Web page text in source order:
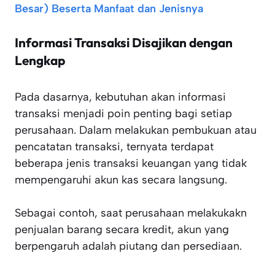
Besar) Beserta Manfaat dan Jenisnya
Informasi Transaksi Disajikan dengan
Lengkap
Pada dasarnya, kebutuhan akan informasi
transaksi menjadi poin penting bagi setiap
perusahaan. Dalam melakukan pembukuan atau
pencatatan transaksi, ternyata terdapat
beberapa jenis transaksi keuangan yang tidak
mempengaruhi akun kas secara langsung.
Sebagai contoh, saat perusahaan melakukakn
penjualan barang secara kredit, akun yang
berpengaruh adalah piutang dan persediaan.